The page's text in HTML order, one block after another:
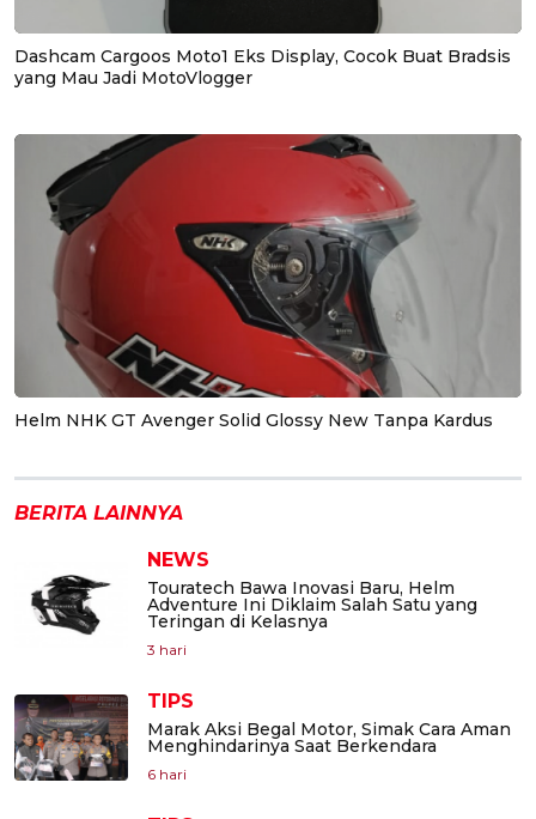
Dashcam Cargoos Moto1 Eks Display, Cocok Buat Bradsis
yang Mau Jadi MotoVlogger
Helm NHK GT Avenger Solid Glossy New Tanpa Kardus
BERITA LAINNYA
NEWS
Touratech Bawa Inovasi Baru, Helm
Adventure Ini Diklaim Salah Satu yang
Teringan di Kelasnya
3 hari
TIPS
Marak Aksi Begal Motor, Simak Cara Aman
Menghindarinya Saat Berkendara
6 hari